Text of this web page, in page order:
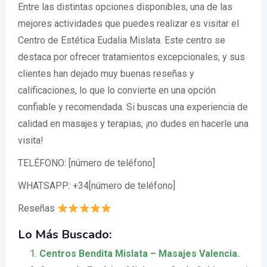
Entre las distintas opciones disponibles, una de las
mejores actividades que puedes realizar es visitar el
Centro de Estética Eudalia Mislata. Este centro se
destaca por ofrecer tratamientos excepcionales, y sus
clientes han dejado muy buenas reseñas y
calificaciones, lo que lo convierte en una opción
confiable y recomendada. Si buscas una experiencia de
calidad en masajes y terapias, ¡no dudes en hacerle una
visita!
TELÉFONO: [número de teléfono]
WHATSAPP: +34[número de teléfono]
Reseñas
Lo Más Buscado:
Centros Bendita Mislata – Masajes Valencia.